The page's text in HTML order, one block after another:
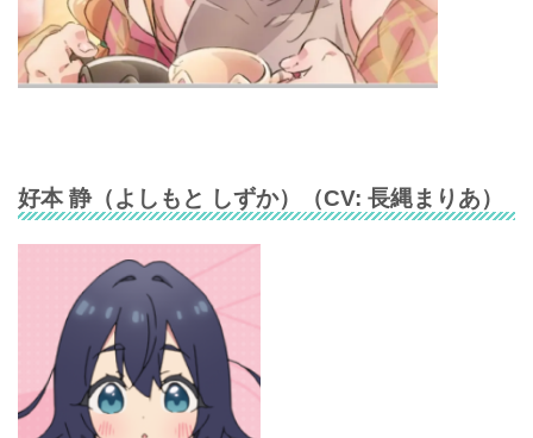
好本 静（よしもと しずか）（CV: 長縄まりあ）